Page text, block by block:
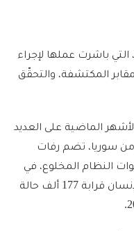
باشرت عملها لإجراء
المكتشفة، والتحقّق
الماضية على العديد
سوريا، تضم رفات
النظام المخلوع، في
حين وثقت الشبكة السورية لحقوق الإنسان قرابة 177 ألف حالة